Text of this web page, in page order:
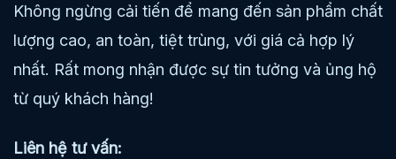
Không ngừng cải tiến để mang đến sản phẩm chất
lượng cao, an toàn, tiệt trùng, với giá cả hợp lý
nhất. Rất mong nhận được sự tin tưởng và ủng hộ
từ quý khách hàng!
Liên hệ tư vấn: